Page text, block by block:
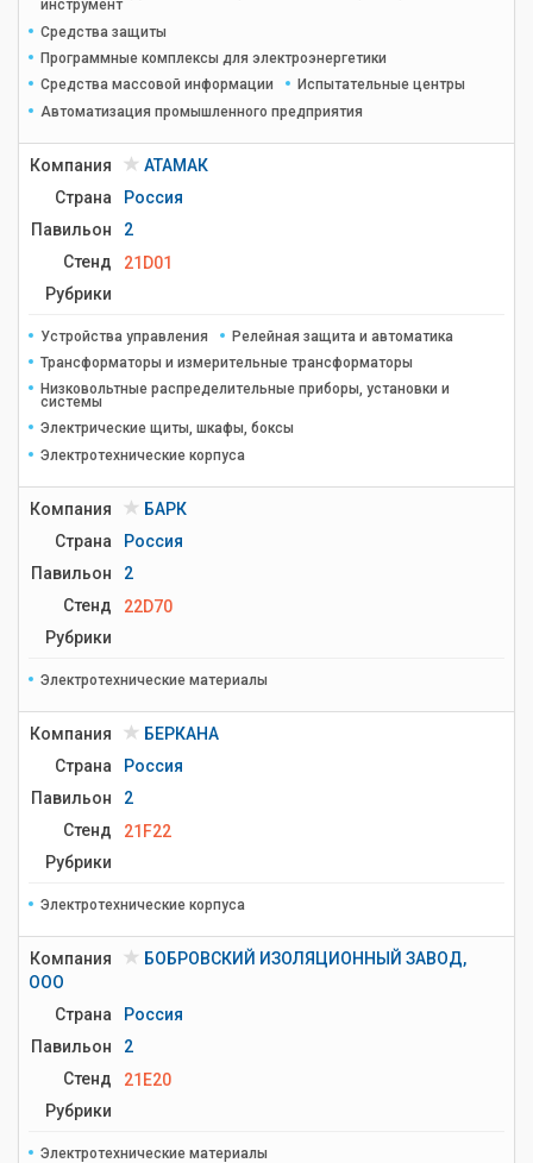
инструмент
Средства защиты
Программные комплексы для электроэнергетики
Средства массовой информации
Испытательные центры
Автоматизация промышленного предприятия
Компания
АТАМАК
Страна
Россия
Павильон
2
Стенд
21D01
Рубрики
Устройства управления
Релейная защита и автоматика
Трансформаторы и измерительные трансформаторы
Низковольтные распределительные приборы, установки и
системы
Электрические щиты, шкафы, боксы
Электротехнические корпуса
Компания
БАРК
Страна
Россия
Павильон
2
Стенд
22D70
Рубрики
Электротехнические материалы
Компания
БЕРКАНА
Страна
Россия
Павильон
2
Стенд
21F22
Рубрики
Электротехнические корпуса
Компания
БОБРОВСКИЙ ИЗОЛЯЦИОННЫЙ ЗАВОД,
ООО
Страна
Россия
Павильон
2
Стенд
21E20
Рубрики
Электротехнические материалы